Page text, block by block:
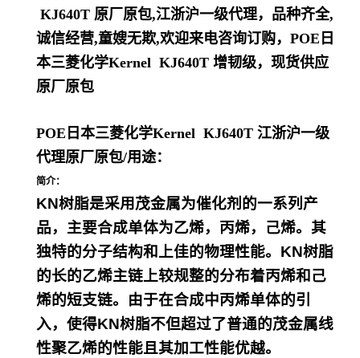
KJ640T 原厂原包,江浙沪一级代理，品种齐全,
诚信经营,童嫂无欺,欢迎来电咨询订购， POE日
本三菱化学Kernel KJ640T 增韧级，现货供应
原厂原包
POE日本三菱化学Kernel KJ640T 江浙沪一级
代理原厂原包/用途：
简介：
KN树脂是采用茂金属为催化剂的一系列产
品，主要合成单体为乙烯，丙烯，己烯。其
独特的分子结构和上佳的物理性能。KN树脂
的长的乙烯主链上较规整的分布着丙烯和己
烯的短支链。由于在合成中丙烯单体的引
入，使得KN树脂不但超过了普通的茂金属线
性聚乙烯的性能且其加工性能优越。